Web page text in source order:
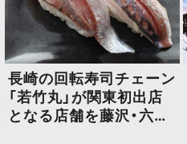
長崎の回転寿司チェーン
「若竹丸」が関東初出店
となる店舗を藤沢・六会